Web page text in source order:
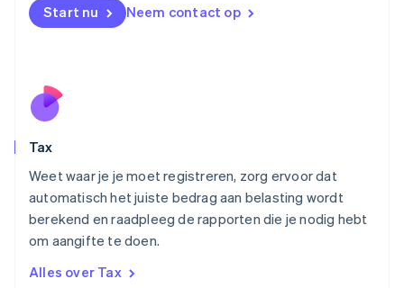
Start nu Neem contact op
Tax
Weet waar je je moet registreren, zorg ervoor dat
automatisch het juiste bedrag aan belasting wordt
berekend en raadpleeg de rapporten die je nodig hebt
om aangifte te doen.
Alles over Tax
Nederland
NederlandsEnglish
English
Oostenrijk
English
Portugal
English
Roemenië
English
English 简体中文